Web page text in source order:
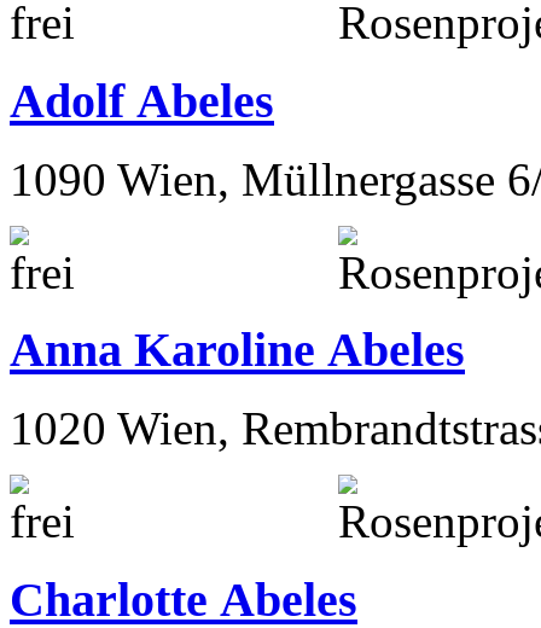
Adolf Abeles
1090 Wien, Müllnergasse
Anna Karoline Abeles
1020 Wien,
Charlotte Abeles